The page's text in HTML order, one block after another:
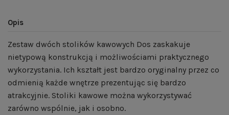
Opis
Zestaw dwóch stolików kawowych Dos zaskakuje
nietypową konstrukcją i możliwościami praktycznego
wykorzystania. Ich kształt jest bardzo oryginalny przez co
odmienią każde wnętrze prezentując się bardzo
atrakcyjnie. Stoliki kawowe można wykorzystywać
zarówno wspólnie, jak i osobno.